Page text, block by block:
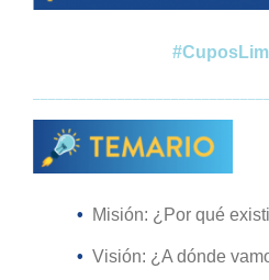
• Misión: ¿Por qué
• Visión: ¿A dónde